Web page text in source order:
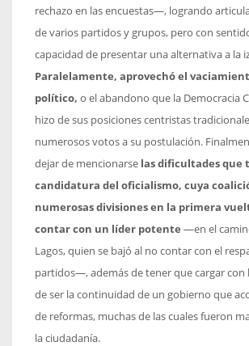
rechazo en las encuestas—, logrando
de varios partidos y grupos, pero con
capacidad de presentar una alternativa a la
Paralelamente, aprovechó el
político, o el abandono que la Democracia
hizo de sus posiciones centristas
numerosos votos a su postulación.
dejar de mencionarse las dificultades que
candidatura del oficialismo, cuya
numerosas divisiones en la primera
contar con un líder potente —en el
Lagos, quien se bajó al no contar con el
partidos—, además de tener que cargar con
de ser la continuidad de un gobierno que
de reformas, muchas de las cuales fueron
la ciudadanía.